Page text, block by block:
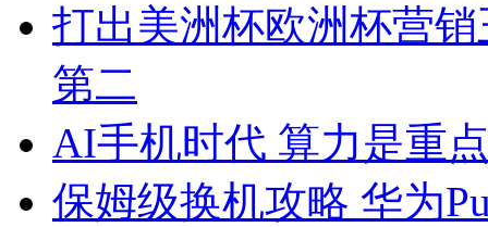
打出美洲杯欧洲杯营
第二
AI手机时代 算力是重
保姆级换机攻略 华为